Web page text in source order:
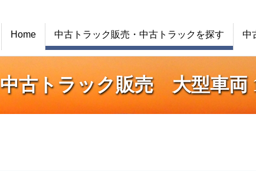
Home 中古トラック販売・中古トラックを探す 中
中古トラック販売 大型車両